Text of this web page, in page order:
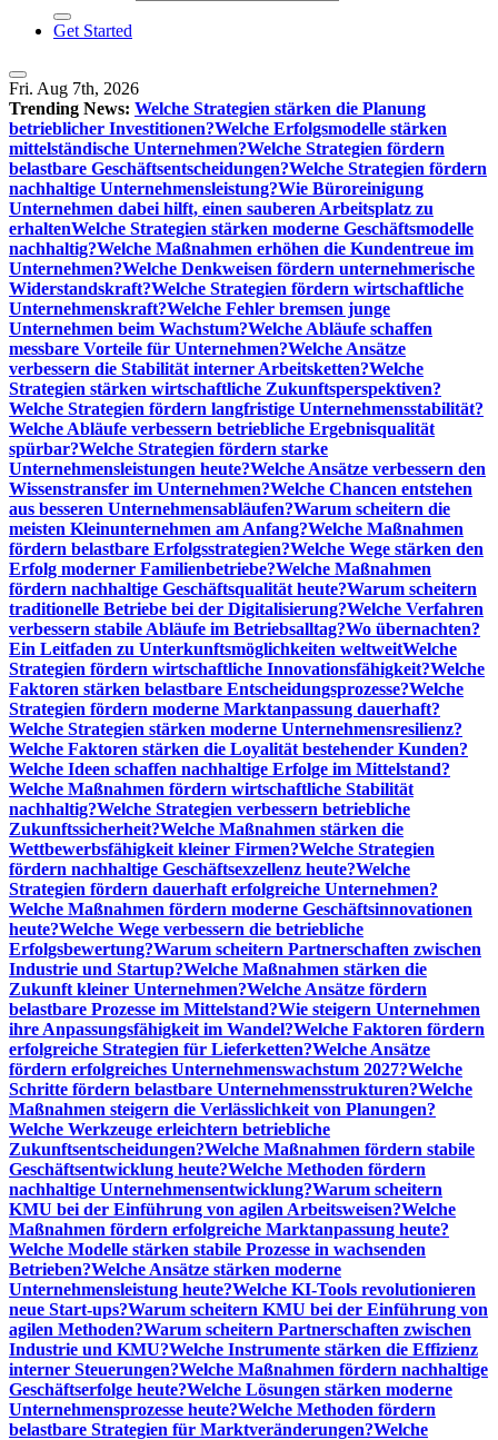
Get Started
Fri. Aug 7th, 2026
Trending News: Welche Strategien stärken die Planung
betrieblicher Investitionen?Welche Erfolgsmodelle stärken
mittelständische Unternehmen?Welche Strategien fördern
belastbare Geschäftsentscheidungen?Welche Strategien fördern
nachhaltige Unternehmensleistung?Wie Büroreinigung
Unternehmen dabei hilft, einen sauberen Arbeitsplatz zu
erhaltenWelche Strategien stärken moderne Geschäftsmodelle
nachhaltig?Welche Maßnahmen erhöhen die Kundentreue im
Unternehmen?Welche Denkweisen fördern unternehmerische
Widerstandskraft?Welche Strategien fördern wirtschaftliche
Unternehmenskraft?Welche Fehler bremsen junge
Unternehmen beim Wachstum?Welche Abläufe schaffen
messbare Vorteile für Unternehmen?Welche Ansätze
verbessern die Stabilität interner Arbeitsketten?Welche
Strategien stärken wirtschaftliche Zukunftsperspektiven?
Welche Strategien fördern langfristige Unternehmensstabilität?
Welche Abläufe verbessern betriebliche Ergebnisqualität
spürbar?Welche Strategien fördern starke
Unternehmensleistungen heute?Welche Ansätze verbessern den
Wissenstransfer im Unternehmen?Welche Chancen entstehen
aus besseren Unternehmensabläufen?Warum scheitern die
meisten Kleinunternehmen am Anfang?Welche Maßnahmen
fördern belastbare Erfolgsstrategien?Welche Wege stärken den
Erfolg moderner Familienbetriebe?Welche Maßnahmen
fördern nachhaltige Geschäftsqualität heute?Warum scheitern
traditionelle Betriebe bei der Digitalisierung?Welche Verfahren
verbessern stabile Abläufe im Betriebsalltag?Wo übernachten?
Ein Leitfaden zu Unterkunftsmöglichkeiten weltweitWelche
Strategien fördern wirtschaftliche Innovationsfähigkeit?Welche
Faktoren stärken belastbare Entscheidungsprozesse?Welche
Strategien fördern moderne Marktanpassung dauerhaft?
Welche Strategien stärken moderne Unternehmensresilienz?
Welche Faktoren stärken die Loyalität bestehender Kunden?
Welche Ideen schaffen nachhaltige Erfolge im Mittelstand?
Welche Maßnahmen fördern wirtschaftliche Stabilität
nachhaltig?Welche Strategien verbessern betriebliche
Zukunftssicherheit?Welche Maßnahmen stärken die
Wettbewerbsfähigkeit kleiner Firmen?Welche Strategien
fördern nachhaltige Geschäftsexzellenz heute?Welche
Strategien fördern dauerhaft erfolgreiche Unternehmen?
Welche Maßnahmen fördern moderne Geschäftsinnovationen
heute?Welche Wege verbessern die betriebliche
Erfolgsbewertung?Warum scheitern Partnerschaften zwischen
Industrie und Startup?Welche Maßnahmen stärken die
Zukunft kleiner Unternehmen?Welche Ansätze fördern
belastbare Prozesse im Mittelstand?Wie steigern Unternehmen
ihre Anpassungsfähigkeit im Wandel?Welche Faktoren fördern
erfolgreiche Strategien für Lieferketten?Welche Ansätze
fördern erfolgreiches Unternehmenswachstum 2027?Welche
Schritte fördern belastbare Unternehmensstrukturen?Welche
Maßnahmen steigern die Verlässlichkeit von Planungen?
Welche Werkzeuge erleichtern betriebliche
Zukunftsentscheidungen?Welche Maßnahmen fördern stabile
Geschäftsentwicklung heute?Welche Methoden fördern
nachhaltige Unternehmensentwicklung?Warum scheitern
KMU bei der Einführung von agilen Arbeitsweisen?Welche
Maßnahmen fördern erfolgreiche Marktanpassung heute?
Welche Modelle stärken stabile Prozesse in wachsenden
Betrieben?Welche Ansätze stärken moderne
Unternehmensleistung heute?Welche KI-Tools revolutionieren
neue Start-ups?Warum scheitern KMU bei der Einführung von
agilen Methoden?Warum scheitern Partnerschaften zwischen
Industrie und KMU?Welche Instrumente stärken die Effizienz
interner Steuerungen?Welche Maßnahmen fördern nachhaltige
Geschäftserfolge heute?Welche Lösungen stärken moderne
Unternehmensprozesse heute?Welche Methoden fördern
belastbare Strategien für Marktveränderungen?Welche